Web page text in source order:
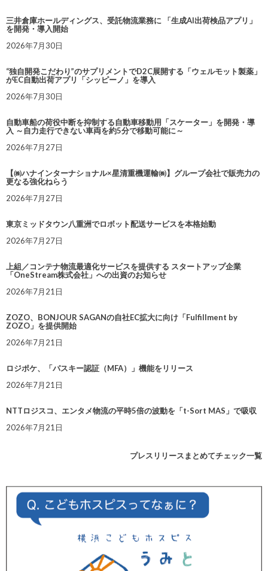
三井倉庫ホールディングス、受託物流業務に 「生成AI出荷検品アプリ」
を開発・導入開始
2026年7月30日
“独自開発こだわり”のサプリメントでD2C展開する「ウェルモット製薬」
がEC自動出荷アプリ「シッピーノ」を導入
2026年7月30日
自動車船の荷役中断を抑制する自動車移動用「スケーター」を開発・導
入 ～自力走行できない車両を約5分で移動可能に～
2026年7月27日
【㈱ハナインターナショナル×星清重機運輸㈱】グループ会社で販売力の
更なる強化ねらう
2026年7月27日
東京ミッドタウン八重洲でロボット配送サービスを本格始動
2026年7月27日
上組／コンテナ物流最適化サービスを提供する スタートアップ企業
「OneStream株式会社」への出資のお知らせ
2026年7月21日
ZOZO、BONJOUR SAGANの自社EC拡大に向け「Fulfillment by
ZOZO」を提供開始
2026年7月21日
ロジポケ、「パスキー認証（MFA）」機能をリリース
2026年7月21日
NTTロジスコ、エンタメ物流の平時5倍の波動を「t-Sort MAS」で吸収
2026年7月21日
プレスリリースまとめてチェック一覧